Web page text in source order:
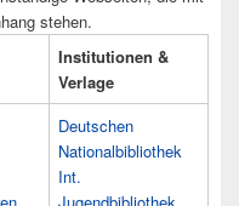
stehen.
Institutionen &
Verlage
Deutschen
Nationalbibliothek
Int.